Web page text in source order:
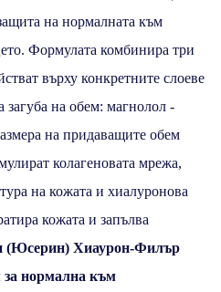
на нормалната към
Формулата комбинира три
върху конкретните слоеве
загуба на обем: магнолол -
на придаващите обем
колагеновата мрежа,
на кожата и хиалуронова
кожата и запълва
(Юсерин) Хиаурон-Филър
нормална към